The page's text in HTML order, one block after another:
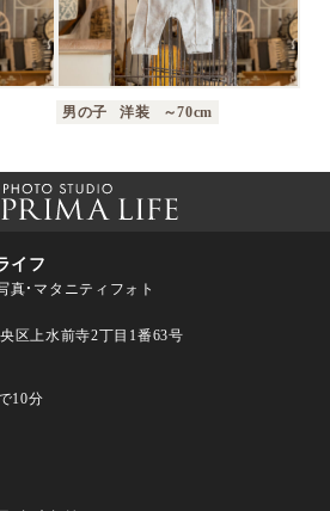
男の子 洋装 ～70cm
イフ
真・マタニティフォト
区上水前寺2丁目1番63号
10分